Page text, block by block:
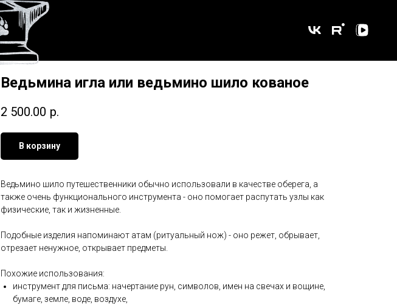
Ведьмина игла или ведьмино шило кованое
2 500.00 р.
В корзину
Ведьмино шило путешественники обычно использовали в качестве оберега, а
также очень функционального инструмента - оно помогает распутать узлы как
физические, так и жизненные.
Подобные изделия напоминают атам (ритуальный нож) - оно режет, обрывает,
отрезает ненужное, открывает предметы.
Похожие использования:
инструмент для письма: начертание рун, символов, имен на свечах и вощине,
бумаге, земле, воде, воздухе,